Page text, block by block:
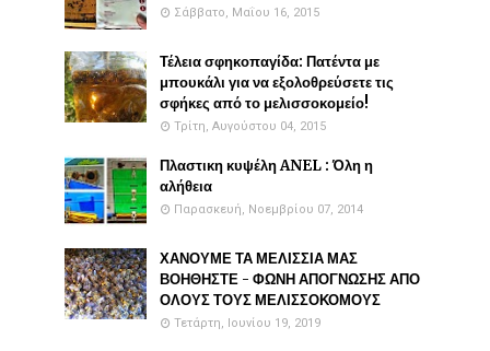
Σάββατο, Μαΐου 16, 2015
Τέλεια σφηκοπαγίδα: Πατέντα με
μπουκάλι για να εξολοθρεύσετε τις
σφήκες από το μελισσοκομείο!
Τρίτη, Αυγούστου 04, 2015
Πλαστικη κυψέλη ANEL : Όλη η
αλήθεια
Παρασκευή, Νοεμβρίου 07, 2014
ΧΑΝΟΥΜΕ ΤΑ ΜΕΛΙΣΣΙΑ ΜΑΣ
ΒΟΗΘΗΣΤΕ - ΦΩΝΗ ΑΠΟΓΝΩΣΗΣ ΑΠΟ
ΟΛΟΥΣ ΤΟΥΣ ΜΕΛΙΣΣΟΚΟΜΟΥΣ
Τετάρτη, Ιουνίου 19, 2019